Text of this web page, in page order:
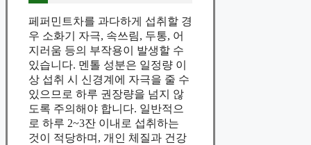
페퍼민트차를 과다하게 섭취할 경
우 소화기 자극, 속쓰림, 두통, 어
지러움 등의 부작용이 발생할 수
있습니다. 멘톨 성분은 일정량 이
상 섭취 시 신경계에 자극을 줄 수
있으므로 하루 권장량을 넘지 않
도록 주의해야 합니다. 일반적으
로 하루 2~3잔 이내로 섭취하는
것이 적당하며, 개인 체질과 건강